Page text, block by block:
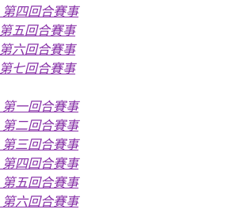
第四回合賽事
第五回合賽事
第六回合賽事
第七回合賽事
第一回合賽事
第二回合賽事
第三回合賽事
第四回合賽事
第五回合賽事
第六回合賽事